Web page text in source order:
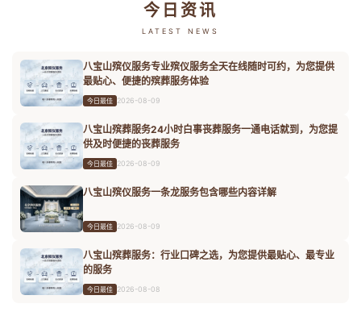
今日资讯
LATEST NEWS
八宝山殡仪服务专业殡仪服务全天在线随时可约，为您提供
最贴心、便捷的殡葬服务体验
今日最佳 2026-08-09
八宝山殡葬服务24小时白事丧葬服务一通电话就到，为您提
供及时便捷的丧葬服务
今日最佳 2026-08-09
八宝山殡仪服务一条龙服务包含哪些内容详解
今日最佳 2026-08-09
八宝山殡葬服务：行业口碑之选，为您提供最贴心、最专业
的服务
今日最佳 2026-08-08